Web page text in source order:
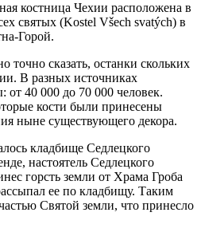
костница Чехии расположена в
святых (Kostel Všech svatých) в
Горой.
сказать, останки скольких
В разных источниках
40 000 до 70 000 человек.
кости были принесены
ныне существующего декора.
кладбище Седлецкого
настоятель Седлецкого
горсть земли от Храма Гроба
ее по кладбищу. Таким
Святой земли, что принесло